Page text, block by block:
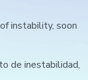
instability, soon
de inestabilidad,